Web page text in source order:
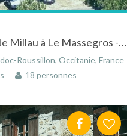
Relais du buffarel proche de Millau à Le Massegros - Lozère - Languedoc-Roussillon - PROMO!!!!!!
Roussillon, Occitanie, France
18 personnes